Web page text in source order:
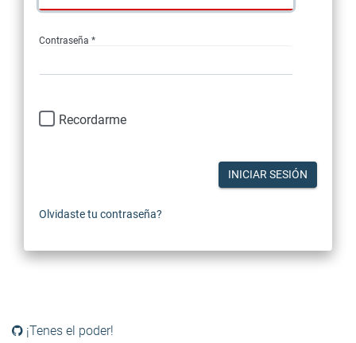
Contraseña *
Recordarme
INICIAR SESIÓN
Olvidaste tu contraseña?
¡Tenes el poder!